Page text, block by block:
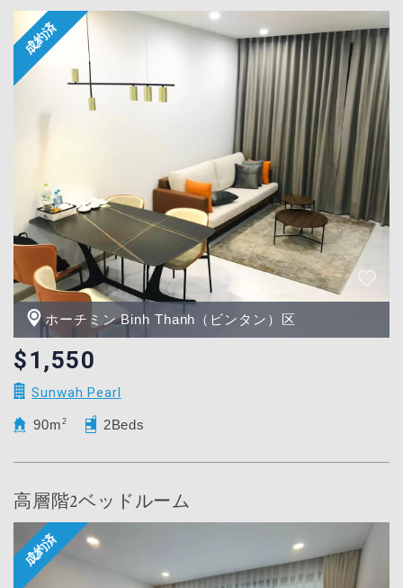
ホーチミン Binh Thanh（ビンタン）区
$1,550
Sunwah Pearl
90m 2 2Beds
高層階2ベッドルーム